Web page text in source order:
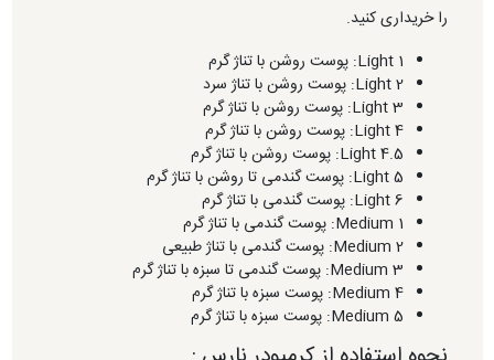
را خریداری کنید.
Light 1: پوست روشن با تناژ گرم
Light 2: پوست روشن با تناژ سرد
Light 3: پوست روشن با تناژ گرم
Light 4: پوست روشن با تناژ گرم
Light 4.5: پوست روشن با تناژ گرم
Light 5: پوست گندمی تا روشن با تناژ گرم
Light 6: پوست گندمی با تناژ گرم
Medium 1: پوست گندمی با تناژ گرم
Medium 2: پوست گندمی با تناژ طبیعی
Medium 3: پوست گندمی تا سبزه با تناژ گرم
Medium 4: پوست سبزه با تناژ گرم
Medium 5: پوست سبزه با تناژ گرم